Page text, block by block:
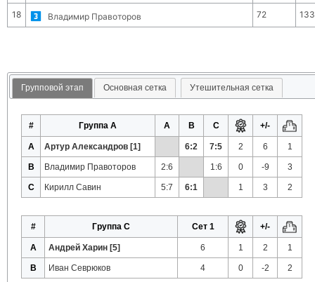
18 Владимир Правоторов 72
Групповой этап Основная сетка Утешительная сетка
# Группа A A B C +/-
A Артур Александров [1] 6:2 7:5 2 6 1
B Владимир Правоторов 2:6 1:6 0 -9 3
C Кирилл Савин 5:7 6:1 1 3 2
# Группа C Сет 1 +/-
A Андрей Харин [5] 6 1 2 1
B Иван Севрюков 4 0 -2 2